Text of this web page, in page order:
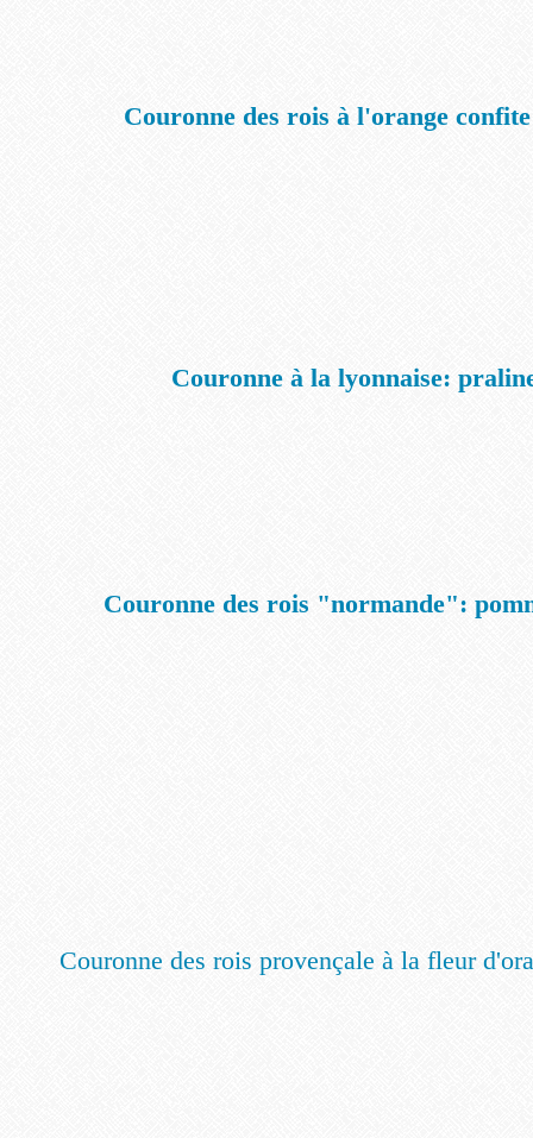
Couronne des rois à l'orange
Couronne à la lyonnaise:
Couronne des rois "normande":
Couronne des rois provençale à la fleur